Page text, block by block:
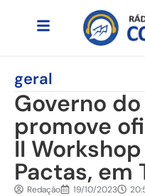
geral
Governo
promove
II
Pactas, em
Redação 19/10/2023